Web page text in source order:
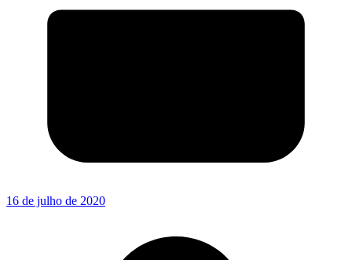
16 de julho de 2020